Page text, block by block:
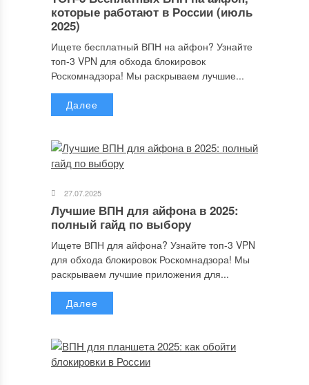
последующих моих комментариев.
которые работают в России (июль
2025)
Ищете бесплатный ВПН на айфон? Узнайте
топ-3 VPN для обхода блокировок
Роскомнадзора! Мы раскрываем лучшие...
Далее
27.07.2025
Лучшие ВПН для айфона в 2025:
полный гайд по выбору
Ищете ВПН для айфона? Узнайте топ-3 VPN
для обхода блокировок Роскомнадзора! Мы
раскрываем лучшие приложения для...
Далее